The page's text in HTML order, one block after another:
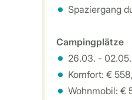
Spaziergang
Campingplätze
26.03. -
Komfort: €
Wohnmobil: €